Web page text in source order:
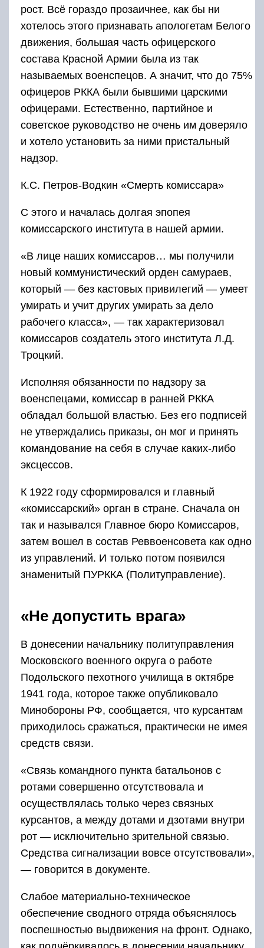
рост. Всё гораздо прозаичнее, как бы ни
хотелось этого признавать апологетам Белого
движения, большая часть офицерского
состава Красной Армии была из так
называемых военспецов. А значит, что до 75%
офицеров РККА были бывшими царскими
офицерами. Естественно, партийное и
советское руководство не очень им доверяло
и хотело установить за ними пристальный
надзор.
К.С. Петров-Водкин «Смерть комиссара»
С этого и началась долгая эпопея
комиссарского института в нашей армии.
«В лице наших комиссаров… мы получили
новый коммунистический орден самураев,
который — без кастовых привилегий — умеет
умирать и учит других умирать за дело
рабочего класса», — так характеризовал
комиссаров создатель этого института Л.Д.
Троцкий.
Исполняя обязанности по надзору за
военспецами, комиссар в ранней РККА
обладал большой властью. Без его подписей
не утверждались приказы, он мог и принять
командование на себя в случае каких-либо
эксцессов.
К 1922 году сформировался и главный
«комиссарский» орган в стране. Сначала он
так и назывался Главное бюро Комиссаров,
затем вошел в состав Реввоенсовета как одно
из управлений. И только потом появился
знаменитый ПУРККА (Политуправление).
«Не допустить врага»
В донесении начальнику политуправления
Московского военного округа о работе
Подольского пехотного училища в октябре
1941 года, которое также опубликовало
Минобороны РФ, сообщается, что курсантам
приходилось сражаться, практически не имея
средств связи.
«Связь командного пункта батальонов с
ротами совершенно отсутствовала и
осуществлялась только через связных
курсантов, а между дотами и дзотами внутри
рот — исключительно зрительной связью.
Средства сигнализации вовсе отсутствовали»,
— говорится в документе.
Слабое материально-техническое
обеспечение сводного отряда объяснялось
поспешностью выдвижения на фронт. Однако,